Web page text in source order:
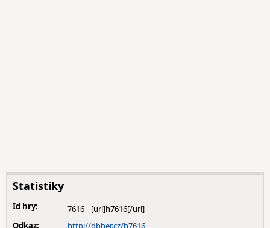
Statistiky
Id hry:
7616
Odkaz:
http://dbher.cz/h7616